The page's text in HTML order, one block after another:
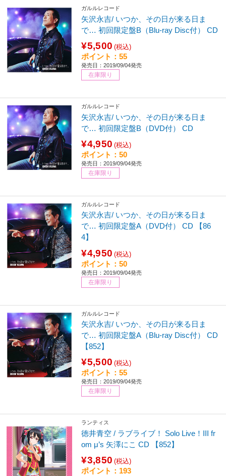
ガルルレコード
矢沢永吉/ いつか、その日が来る日ま
で… 初回限定盤B（Blu-ray Disc付） CD
¥5,500 (税込)
ポイント：55
発売日：2019/09/04発売
在庫限り
ガルルレコード
矢沢永吉/ いつか、その日が来る日ま
で… 初回限定盤B（DVD付） CD
¥4,950 (税込)
ポイント：50
発売日：2019/09/04発売
在庫限り
ガルルレコード
矢沢永吉/ いつか、その日が来る日ま
で… 初回限定盤A（DVD付） CD 【86
4】
¥4,950 (税込)
ポイント：50
発売日：2019/09/04発売
在庫限り
ガルルレコード
矢沢永吉/ いつか、その日が来る日ま
で… 初回限定盤A（Blu-ray Disc付） CD
【852】
¥5,500 (税込)
ポイント：55
発売日：2019/09/04発売
在庫限り
ランティス
徳井青空 / ラブライブ！ Solo Live！III fr
om μ’s 矢澤にこ CD 【852】
¥3,850 (税込)
ポイント：193